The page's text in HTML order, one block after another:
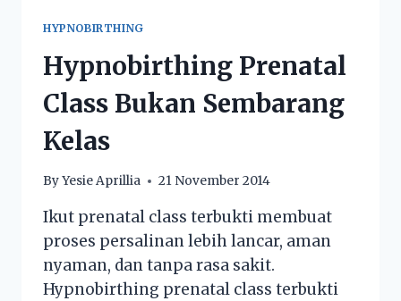
HYPNOBIRTHING
Hypnobirthing Prenatal
Class Bukan Sembarang
Kelas
ByYesie Aprillia 21 November 2014
Ikut prenatal class terbukti membuat
proses persalinan lebih lancar, aman
nyaman, dan tanpa rasa sakit.
Hypnobirthing prenatal class terbukti